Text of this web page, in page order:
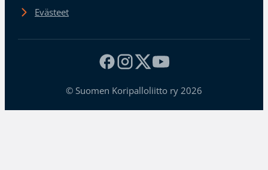
Evästeet
© Suomen Koripalloliitto ry 2026